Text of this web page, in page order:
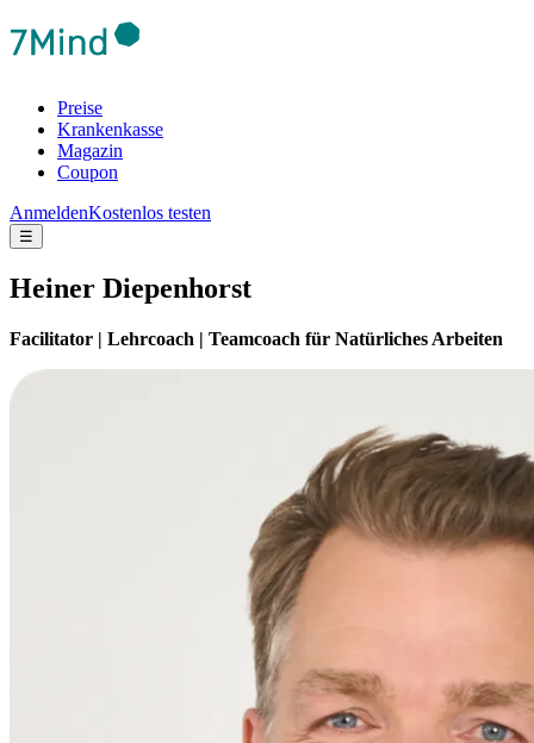
Preise
Krankenkasse
Magazin
Coupon
AnmeldenKostenlos testen
☰
Heiner Diepenhorst
Facilitator | Lehrcoach | Teamcoach für Natürliches Arbeiten